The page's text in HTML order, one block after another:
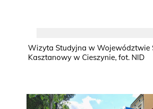
Wizyta Studyjna w Województwie
Kasztanowy w Cieszynie, fot. NID